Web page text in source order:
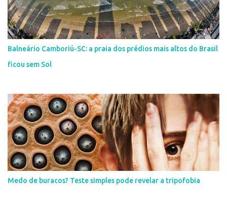
Balneário Camboriú-SC: a praia dos prédios mais altos do Brasil
ficou sem Sol
Medo de buracos? Teste simples pode revelar a tripofobia